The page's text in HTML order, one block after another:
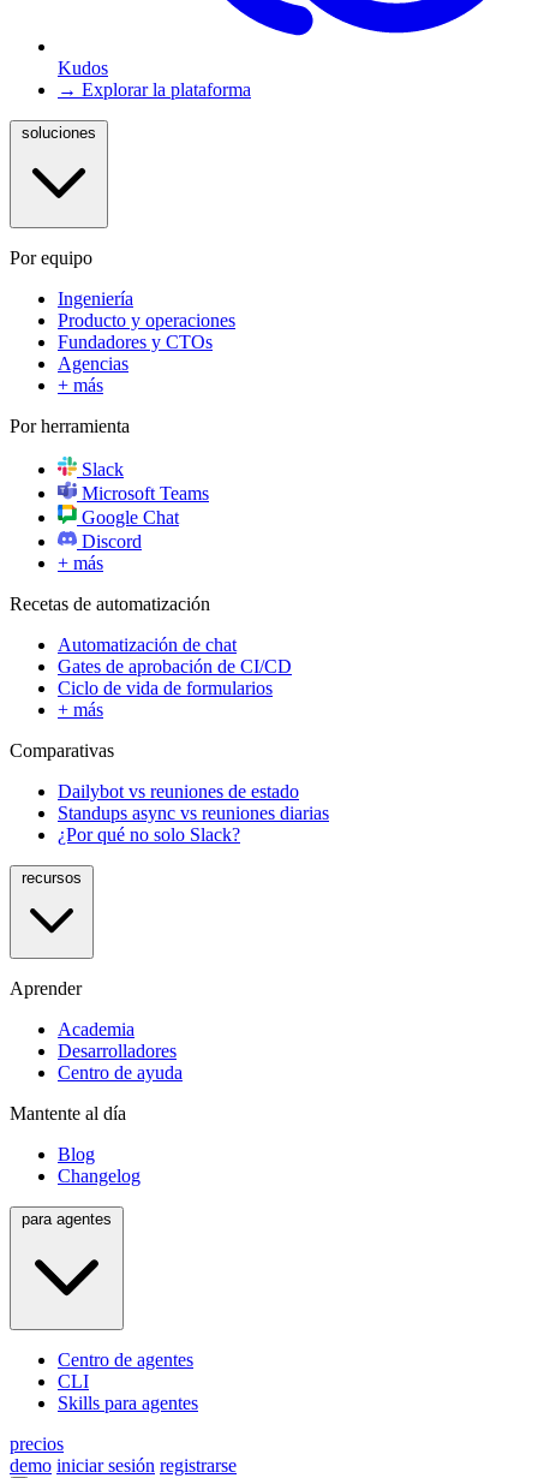
Kudos
→ Explorar la plataforma
Por equipo
Ingeniería
Producto y operaciones
Fundadores y CTOs
Agencias
+ más
Por herramienta
Slack
Microsoft Teams
Google Chat
Discord
+ más
Recetas de automatización
Automatización de chat
Gates de aprobación de CI/CD
Ciclo de vida de formularios
+ más
Comparativas
Dailybot vs reuniones de estado
Standups async vs reuniones diarias
¿Por qué no solo Slack?
Aprender
Academia
Desarrolladores
Centro de ayuda
Mantente al día
Blog
Changelog
Centro de agentes
CLI
Skills para agentes
precios
demo iniciar sesión registrarse